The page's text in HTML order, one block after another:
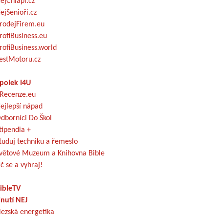
I4U
nápad
Do Škol
+
techniku a řemeslo
Muzeum a Knihovna Bible
se a vyhraj!
NEJ
energetika